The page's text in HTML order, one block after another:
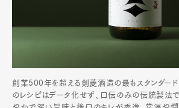
創業500年を超える剣菱酒造の最もスタンダード
のレシピはデータ化せず、口伝のみの伝統製法で